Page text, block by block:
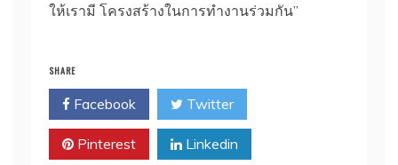
ให้เรามี โครงสร้างในการทํางานร่วมกัน”
SHARE
Facebook Twitter
Pinterest Linkedin